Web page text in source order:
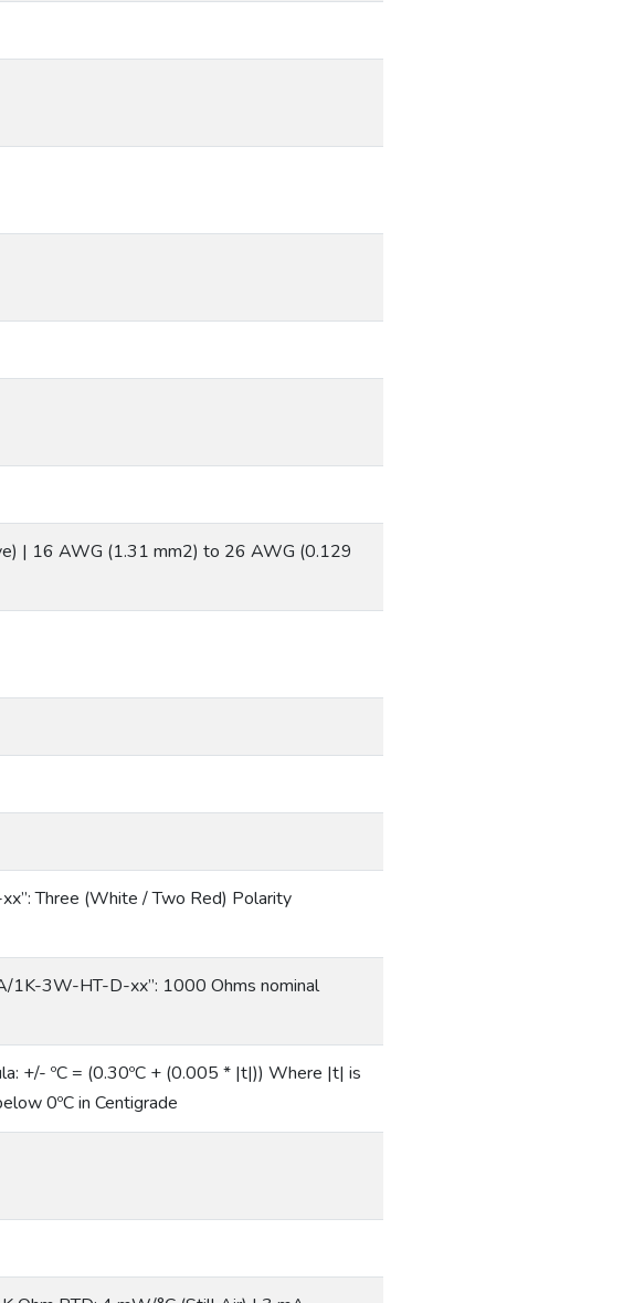
| 16 AWG (1.31 mm2) to 26 AWG (0.129
Three (White / Two Red) Polarity
3W-HT-D-xx”: 1000 Ohms nominal
+/- ºC = (0.30ºC + (0.005 * |t|)) Where |t| is
0ºC in Centigrade